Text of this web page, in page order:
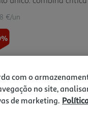
acessível,
Rui Zink explora
desinformação,
Correntes
literário
€/un
€
de preparação
com o
no site,
de marketing.